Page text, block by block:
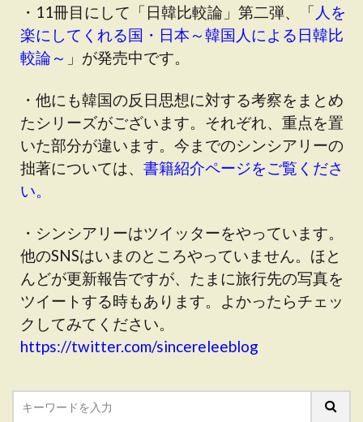
・11冊目にして「日韓比較論」第二弾、「 人を
楽にしてくれる国・日本～韓国人による日韓比
較論～ 」が発売中です。
・他にも韓国の反日思想に対する考察をまとめ
たシリーズがございます。それぞれ、重点を置
いた部分が違います。今までのシンシアリーの
拙著については、 書籍紹介ページをご覧くださ
い。
・シンシアリーはツイッターをやっています。
他のSNSはいまのところやっていません。ほと
んどが更新報告ですが、たまに旅行先の写真を
ツイートする時もあります。よかったらチェッ
クしてみてください。
https://twitter.com/sincereleeblog